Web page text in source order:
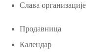
Слава организације
Продавница
Календар